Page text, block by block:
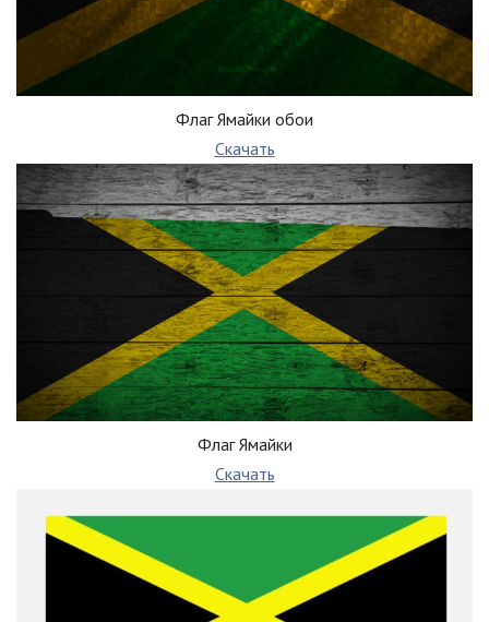
Флаг Ямайки обои
Скачать
Флаг Ямайки
Скачать